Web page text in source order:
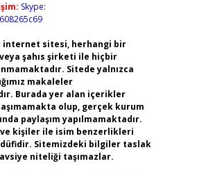
Skype:
internet sitesi, herhangi bir
şahıs şirketi ile hiçbir
Sitede yalnızca
makaleler
Burada yer alan içerikler
olup, gerçek kurum
paylaşım yapılmamaktadır.
kişiler ile isim benzerlikleri
Sitemizdeki bilgiler taslak
niteliği taşımazlar.